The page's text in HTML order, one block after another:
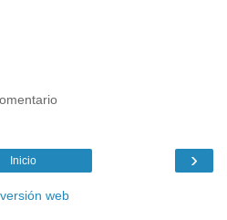
›
Inicio
web